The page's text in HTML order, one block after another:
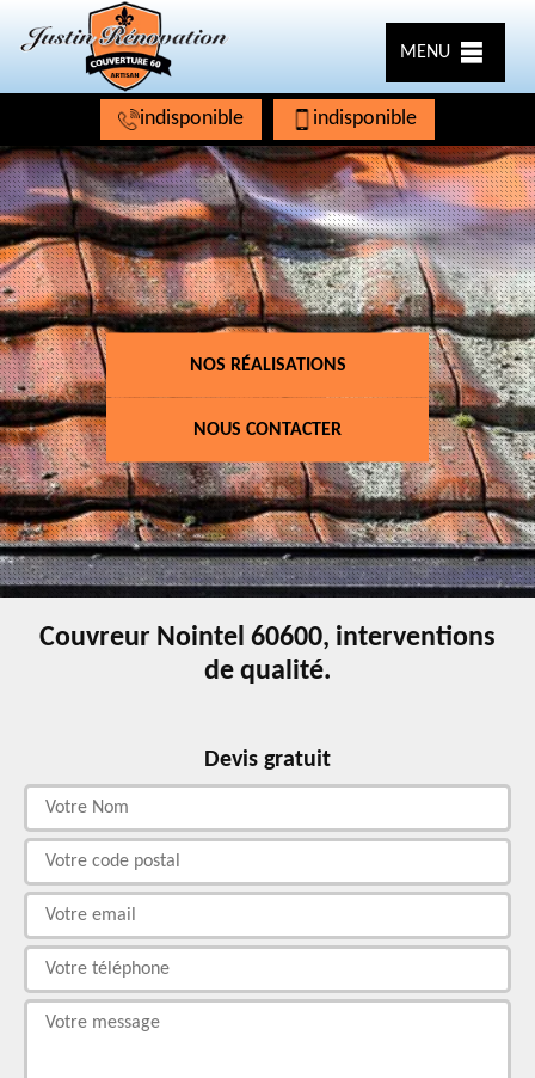
MENU
indisponible indisponible
NOS RÉALISATIONS
NOUS CONTACTER
Couvreur Nointel 60600, interventions
de qualité.
Devis gratuit